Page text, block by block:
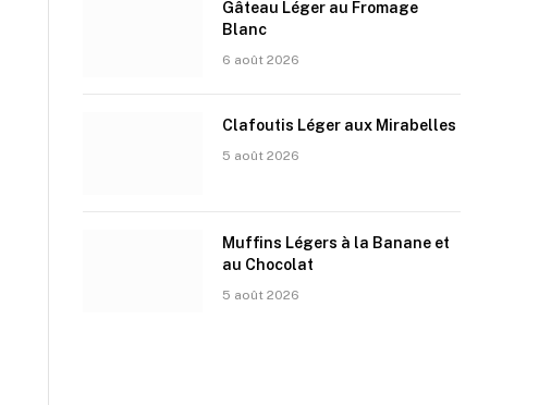
Gâteau Léger au Fromage
Blanc
6 août 2026
Clafoutis Léger aux Mirabelles
5 août 2026
Muffins Légers à la Banane et
au Chocolat
5 août 2026